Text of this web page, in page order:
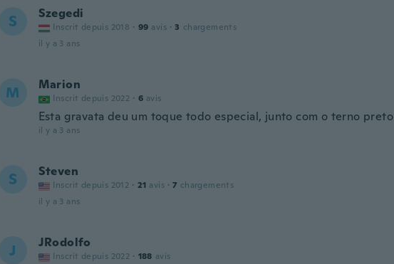
S Szegedi
Inscrit depuis 2018 · 99 avis · 3 chargements
il y a 3 ans
M Marion
Inscrit depuis 2022 · 6 avis
Esta gravata deu um toque todo especial, junto com o terno preto
il y a 3 ans
S Steven
Inscrit depuis 2012 · 21 avis · 7 chargements
il y a 3 ans
J JRodolfo
Inscrit depuis 2022 · 188 avis